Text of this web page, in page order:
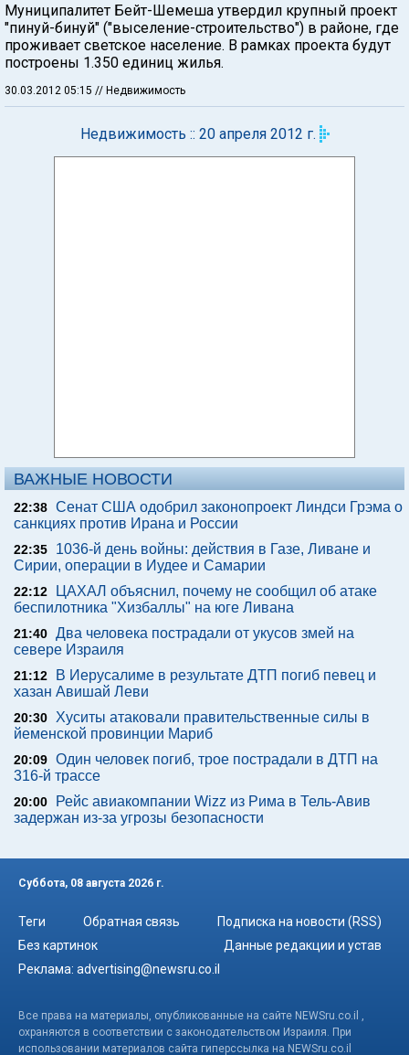
Муниципалитет Бейт-Шемеша утвердил крупный проект
"пинуй-бинуй" ("выселение-строительство") в районе, где
проживает светское население. В рамках проекта будут
построены 1.350 единиц жилья.
30.03.2012 05:15 // Недвижимость
Недвижимость :: 20 апреля 2012 г.
ВАЖНЫЕ НОВОСТИ
22:38 Сенат США одобрил законопроект Линдси Грэма о
санкциях против Ирана и России
22:35
1036-й день войны: действия в Газе, Ливане и
Сирии, операции в Иудее и Самарии
22:12
ЦАХАЛ объяснил, почему не сообщил об атаке
беспилотника "Хизбаллы" на юге Ливана
21:40 Два человека пострадали от укусов змей на
севере Израиля
21:12
В Иерусалиме в результате ДТП погиб певец и
хазан Авишай Леви
20:30
Хуситы атаковали правительственные силы в
йеменской провинции Мариб
20:09 Один человек погиб, трое пострадали в ДТП на
316-й трассе
20:00
Рейс авиакомпании Wizz из Рима в Тель-Авив
задержан из-за угрозы безопасности
Суббота, 08 августа 2026 г.
Теги Обратная связь
Подписка на новости (RSS)
Без картинок
Данные редакции и устав
Реклама: advertising@newsru.co.il
Все права на материалы, опубликованные на сайте NEWSru.co.il ,
охраняются в соответствии с законодательством Израиля. При
использовании материалов сайта гиперссылка на NEWSru.co.il